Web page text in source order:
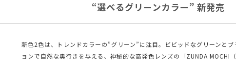
“選べるグリーンカラー” 新発売
新色2色は、トレンドカラーの”グリーン”に注目。ビビッドなグリーンと
ョンで自然な奥行きを与える、神秘的な高発色レンズの「ZUNDA MOCHI